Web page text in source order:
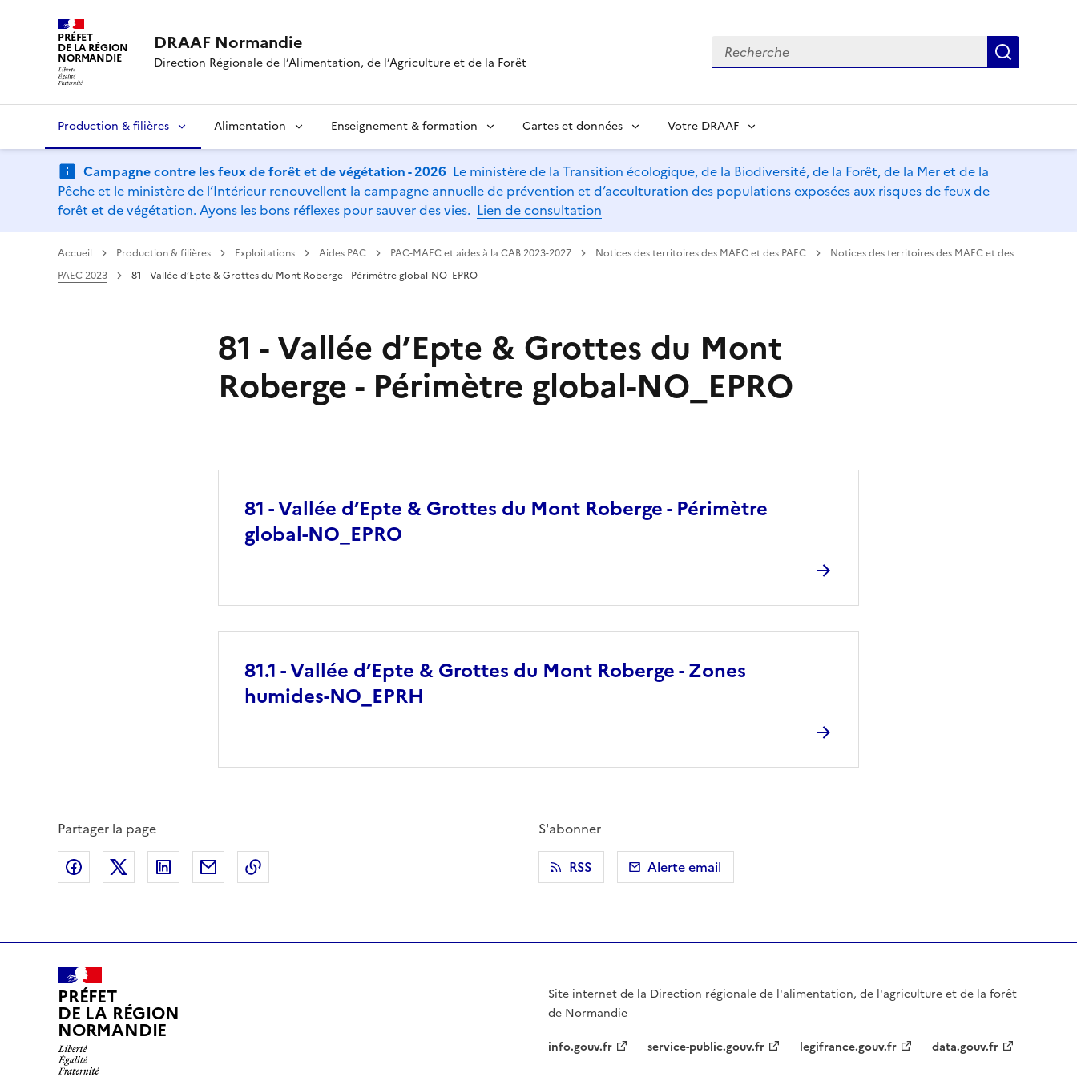
PRÉFET
DE LA RÉGION
NORMANDIE
DRAAF Normandie
Direction Régionale de l’Alimentation, de l’Agriculture et de la Forêt
Recherche
Production & filières Alimentation Enseignement & formation Cartes et données Votre DRAAF
Campagne contre les feux de forêt et de végétation - 2026 Le ministère de la Transition écologique, de la Biodiversité, de la Forêt, de la Mer et de la
Pêche et le ministère de l’Intérieur renouvellent la campagne annuelle de prévention et d’acculturation des populations exposées aux risques de feux de
forêt et de végétation. Ayons les bons réflexes pour sauver des vies. Lien de consultation
Accueil Production & filières Exploitations Aides PAC PAC-MAEC et aides à la CAB 2023-2027 Notices des territoires des MAEC et des PAEC
Notices des territoires des MAEC et des
PAEC 2023
81 - Vallée d’Epte & Grottes du Mont Roberge - Périmètre global-NO_EPRO
81 - Vallée d’Epte & Grottes du Mont
Roberge - Périmètre global-NO_EPRO
81 - Vallée d’Epte & Grottes du Mont Roberge - Périmètre
global-NO_EPRO
81.1 - Vallée d’Epte & Grottes du Mont Roberge - Zones
humides-NO_EPRH
Partager la page
Partager sur Facebook
Partager sur X (anciennement Twitter)
Partager sur LinkedIn
Partager par email
S'abonner
RSS
Alerte email
PRÉFET
DE LA RÉGION
NORMANDIE
Site internet de la Direction régionale de l'alimentation, de l'agriculture et de la forêt
de Normandie
info.gouv.fr
service-public.gouv.fr legifrance.gouv.fr data.gouv.fr